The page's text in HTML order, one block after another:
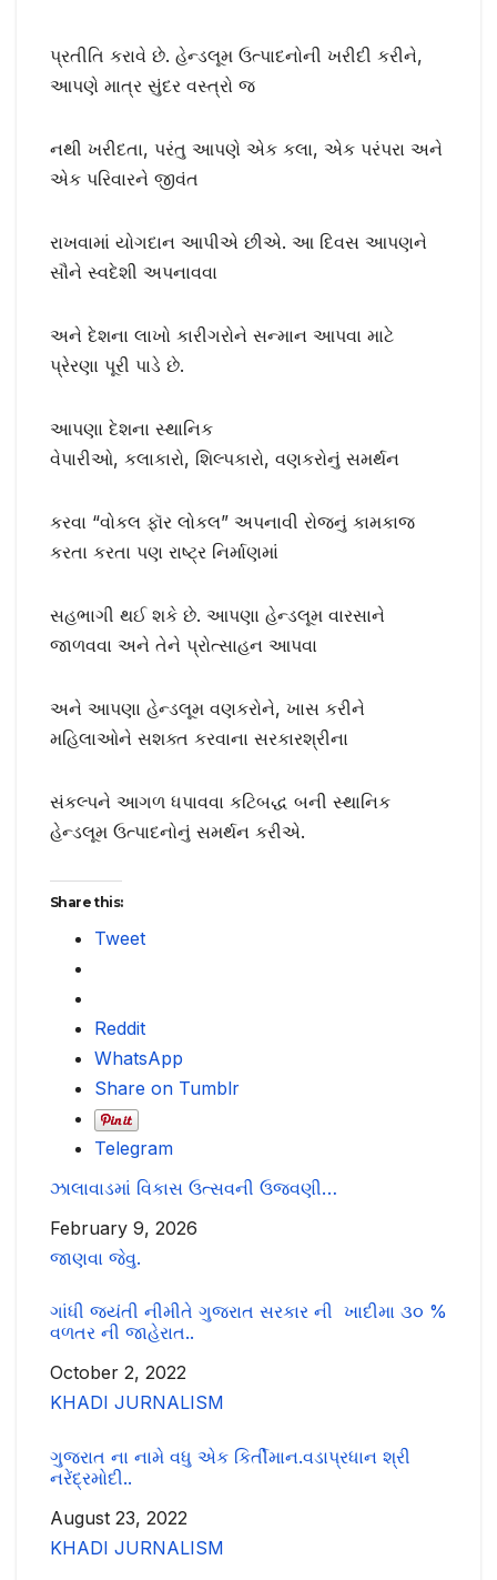
પ્રતીતિ કરાવે છે. હેન્ડલૂમ ઉત્પાદનોની ખરીદી કરીને,
આપણે માત્ર સુંદર વસ્ત્રો જ
નથી ખરીદતા, પરંતુ આપણે એક કલા, એક પરંપરા અને
એક પરિવારને જીવંત
રાખવામાં યોગદાન આપીએ છીએ. આ દિવસ આપણને
સૌને સ્વદેશી અપનાવવા
અને દેશના લાખો કારીગરોને સન્માન આપવા માટે
પ્રેરણા પૂરી પાડે છે.
આપણા દેશના સ્થાનિક
વેપારીઓ, કલાકારો, શિલ્પકારો, વણકરોનું સમર્થન
કરવા “વોકલ ફૉર લોકલ” અપનાવી રોજનું કામકાજ
કરતા કરતા પણ રાષ્ટ્ર નિર્માણમાં
સહભાગી થઈ શકે છે. આપણા હેન્ડલૂમ વારસાને
જાળવવા અને તેને પ્રોત્સાહન આપવા
અને આપણા હેન્ડલૂમ વણકરોને, ખાસ કરીને
મહિલાઓને સશક્ત કરવાના સરકારશ્રીના
સંકલ્પને આગળ ધપાવવા કટિબદ્ધ બની સ્થાનિક
હેન્ડલૂમ ઉત્પાદનોનું સમર્થન કરીએ.
Share this:
Tweet
Reddit
WhatsApp
Share on Tumblr
Telegram
ઝાલાવાડમાં વિકાસ ઉત્સવની ઉજવણી…
Date
February 9, 2026
In relation to
જાણવા જેવુ.
ગાંધી જયંતી નીમીતે ગુજરાત સરકાર ની ખાદીમા ૩૦ %
વળતર ની જાહેરાત..
Date
October 2, 2022
In relation to
KHADI JURNALISM
ગુજરાત ના નામે વધુ એક કિર્તીમાન.વડાપ્રધાન શ્રી
નરેંદ્રમોદી..
Date
August 23, 2022
In relation to
KHADI JURNALISM